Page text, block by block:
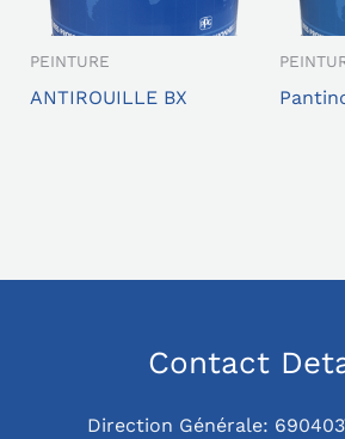
PEINTURE
ANTIROUILLE BX
Contact
Direction Générale: